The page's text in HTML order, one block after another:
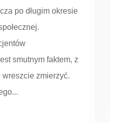
po długim okresie
smutnym faktem, z
wreszcie zmierzyć.